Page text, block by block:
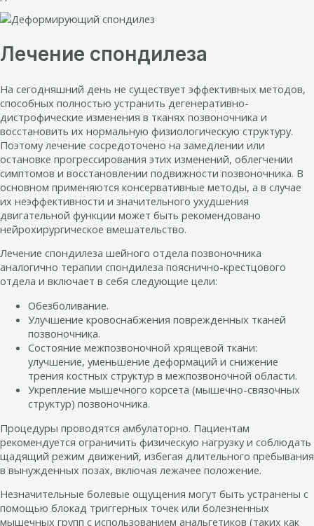
Лечение спондилеза
На сегодняшний день не существует эффективных методов,
способных полностью устранить дегенеративно-
дистрофические изменения в тканях позвоночника и
восстановить их нормальную физиологическую структуру.
Поэтому лечение сосредоточено на замедлении или
остановке прогрессирования этих изменений, облегчении
симптомов и восстановлении подвижности позвоночника. В
основном применяются консервативные методы, а в случае
их неэффективности и значительного ухудшения
двигательной функции может быть рекомендовано
нейрохирургическое вмешательство.
Лечение спондилеза шейного отдела позвоночника
аналогично терапии спондилеза пояснично-крестцового
отдела и включает в себя следующие цели:
Обезболивание.
Улучшение кровоснабжения поврежденных тканей
позвоночника.
Состояние межпозвоночной хрящевой ткани:
улучшение, уменьшение деформаций и снижение
трения костных структур в межпозвоночной области.
Укрепление мышечного корсета (мышечно-связочных
структур) позвоночника.
Процедуры проводятся амбулаторно. Пациентам
рекомендуется ограничить физическую нагрузку и соблюдать
щадящий режим движений, избегая длительного пребывания
в вынужденных позах, включая лежачее положение.
Незначительные болевые ощущения могут быть устранены с
помощью блокад триггерных точек или болезненных
мышечных групп с использованием анальгетиков (таких как